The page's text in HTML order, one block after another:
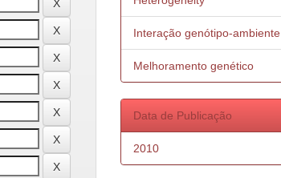
Interação genótipo-ambiente
Melhoramento genético
Data de Publicação
2010